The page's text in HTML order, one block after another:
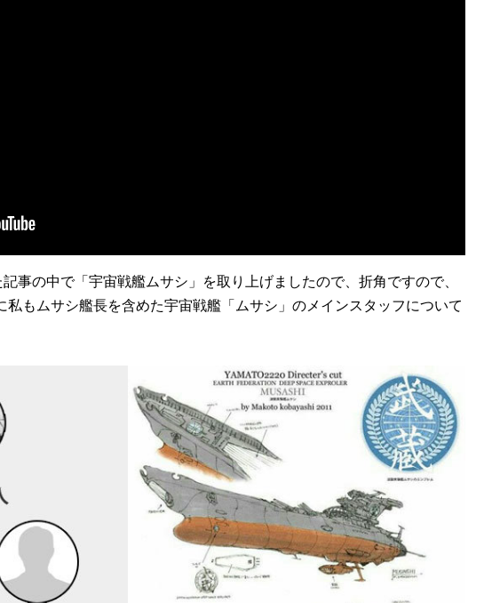
事の中で「宇宙戦艦ムサシ」を取り上げましたので、折角ですので、
私もムサシ艦長を含めた宇宙戦艦「ムサシ」のメインスタッフについて